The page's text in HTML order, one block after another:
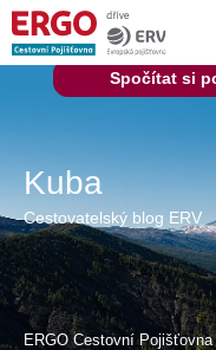
Kuba
Cestovatelský blog ERV
ERGO Cestovní Pojišťovna
Spočítat si